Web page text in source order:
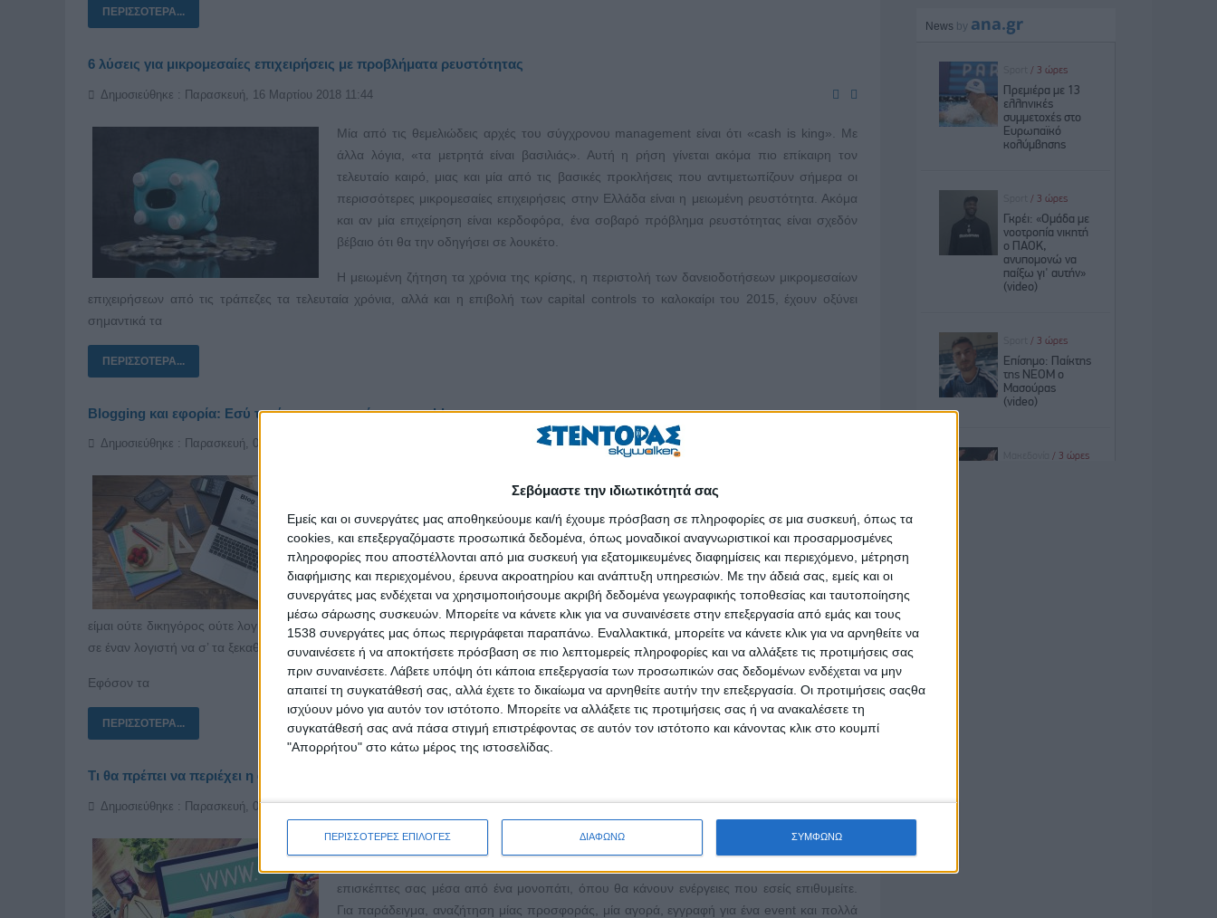
Σεβόμαστε την ιδιωτικότητά σας
Εμείς και οι συνεργάτες μας αποθηκεύουμε και/ή έχουμε πρόσβαση σε πληροφορίες σε μια συσκευή, όπως τα
cookies, και επεξεργαζόμαστε προσωπικά δεδομένα, όπως μοναδικοί αναγνωριστικοί και προσαρμοσμένες
πληροφορίες που αποστέλλονται από μια συσκευή για εξατομικευμένες διαφημίσεις και περιεχόμενο, μέτρηση
διαφήμισης και περιεχομένου, έρευνα ακροατηρίου και ανάπτυξη υπηρεσιών. Με την άδειά σας, εμείς και οι
συνεργάτες μας ενδέχεται να χρησιμοποιήσουμε ακριβή δεδομένα γεωγραφικής τοποθεσίας και ταυτοποίησης
μέσω σάρωσης συσκευών. Μπορείτε να κάνετε κλικ για να συναινέσετε στην επεξεργασία από εμάς και τους
1538 συνεργάτες μας όπως περιγράφεται παραπάνω. Εναλλακτικά, μπορείτε να κάνετε κλικ για να αρνηθείτε να
συναινέσετε ή να αποκτήσετε πρόσβαση σε πιο λεπτομερείς πληροφορίες και να αλλάξετε τις προτιμήσεις σας
πριν συναινέσετε. Λάβετε υπόψη ότι κάποια επεξεργασία των προσωπικών σας δεδομένων ενδέχεται να μην
απαιτεί τη συγκατάθεσή σας, αλλά έχετε το δικαίωμα να αρνηθείτε αυτήν την επεξεργασία. Οι προτιμήσεις σαςθα
ισχύουν μόνο για αυτόν τον ιστότοπο. Μπορείτε να αλλάξετε τις προτιμήσεις σας ή να ανακαλέσετε τη
συγκατάθεσή σας ανά πάσα στιγμή επιστρέφοντας σε αυτόν τον ιστότοπο και κάνοντας κλικ στο κουμπί
"Απορρήτου" στο κάτω μέρος της ιστοσελίδας.
ΠΕΡΙΣΣΟΤΕΡΕΣ ΕΠΙΛΟΓΕΣ ΔΙΑΦΩΝΩ ΣΥΜΦΩΝΩ
ΠΕΡΙΣΣΌΤΕΡΑ...
6 λύσεις για μικρομεσαίες επιχειρήσεις με προβλήματα ρευστότητας
Δημοσιεύθηκε : Παρασκευή, 16 Μαρτίου 2018 11:44
Μία από τις θεμελιώδεις αρχές του σύγχρονου management είναι ότι «cash is king». Με
άλλα λόγια, «τα μετρητά είναι βασιλιάς». Αυτή η ρήση γίνεται ακόμα πιο επίκαιρη τον
τελευταίο καιρό, μιας και μία από τις βασικές προκλήσεις που αντιμετωπίζουν σήμερα οι
περισσότερες μικρομεσαίες επιχειρήσεις στην Ελλάδα είναι η μειωμένη ρευστότητα. Ακόμα
και αν μία επιχείρηση είναι κερδοφόρα, ένα σοβαρό πρόβλημα ρευστότητας είναι σχεδόν
βέβαιο ότι θα την οδηγήσει σε λουκέτο.
Η μειωμένη ζήτηση τα χρόνια της κρίσης, η περιστολή των δανειοδοτήσεων μικρομεσαίων
επιχειρήσεων από τις τράπεζες τα τελευταία χρόνια, αλλά και η επιβολή των capital controls το καλοκαίρι του 2015, έχουν οξύνει
σημαντικά τα
ΠΕΡΙΣΣΌΤΕΡΑ...
Blogging και εφορία: Εσύ τι κάνεις με τα χρήματα του blog σου;
Δημοσιεύθηκε : Παρασκευή, 09 Μαρτίου 2018 14:35
Ένα από τα πιο σημαντικά θέματα που απασχολεί πολλούς bloggers είναι τι γίνεται με την
Πρέπει να κάνουν έναρξη επιχείρησης; Πρέπει να γνωρίζουν συγκεκριμένους νόμους; Όλα
αυτά και πολλά ακόμα είναι μερικά βασικά πράγματα που κάθε blogger πρέπει να γνωρίζει
για να μην βρει τον μπελά του.
Μία σημείωση: Προτού ξεκινήσω να γράφω ό,τι γράφω, καλό είναι να ενημερώσω πως δεν
είμαι ούτε δικηγόρος ούτε λογιστής, αλλά ούτε δουλεύω στην εφορία. Επίσης μην εμπιστεύεσαι κανέναν, ούτε εμένα. Καλό είναι να πας
σε έναν λογιστή να σ’ τα ξεκαθαρίσει ο ίδιος, σε έναν που να γνωρίζει από το εισόδημα των blogs.
Εφόσον τα
ΠΕΡΙΣΣΌΤΕΡΑ...
Τι θα πρέπει να περιέχει η αρχική σελίδα της ιστοσελίδας μου
Δημοσιεύθηκε : Παρασκευή, 02 Μαρτίου 2018 15:52
Η αρχική σελίδα της ιστοσελίδας σας είναι μία από τις σημαντικότερες και περισσότερο
επισκέπτες σας μέσα από ένα μονοπάτι, όπου θα κάνουν ενέργειες που εσείς επιθυμείτε.
Για παράδειγμα, αναζήτηση μίας προσφοράς, μία αγορά, εγγραφή για ένα event και πολλά